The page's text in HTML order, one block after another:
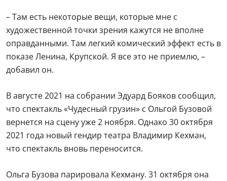
– Там есть некоторые вещи, которые мне с
художественной точки зрения кажутся не вполне
оправданными. Там легкий комический эффект есть в
показе Ленина, Крупской. Я все это не приемлю, –
добавил он.
В августе 2021 на собрании Эдуард Бояков сообщил,
что спектакль «Чудесный грузин» с Ольгой Бузовой
вернется на сцену уже 2 ноября. Однако 30 октября
2021 года новый гендир театра Владимир Кехман,
что спектакль вновь переносится.
Ольга Бузова парировала Кехману. 31 октября она